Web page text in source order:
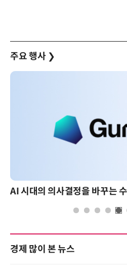
주요 행사 ❯
경제 많이 본 뉴스